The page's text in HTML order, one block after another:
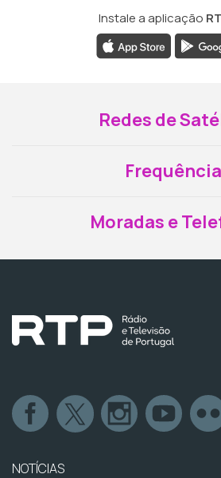
Instale a aplicação
Redes de
Moradas e
NOTÍCIAS